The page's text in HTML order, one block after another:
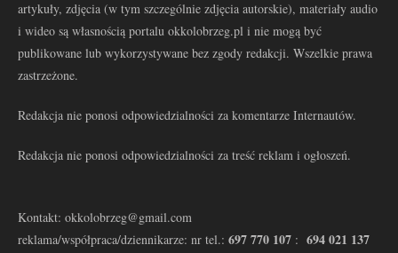
artykuły, zdjęcia (w tym szczególnie zdjęcia autorskie), materiały audio
i wideo są własnością portalu okkolobrzeg.pl i nie mogą być
publikowane lub wykorzystywane bez zgody redakcji. Wszelkie prawa
zastrzeżone.
Redakcja nie ponosi odpowiedzialności za komentarze Internautów.
Redakcja nie ponosi odpowiedzialności za treść reklam i ogłoszeń.
Kontakt: okkolobrzeg@gmail.com
reklama/współpraca/dziennikarze: nr tel.: 697 770 107 : 694 021 137